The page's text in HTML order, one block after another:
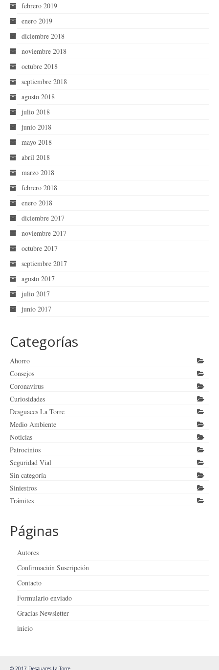
febrero 2019
enero 2019
diciembre 2018
noviembre 2018
octubre 2018
septiembre 2018
agosto 2018
julio 2018
junio 2018
mayo 2018
abril 2018
marzo 2018
febrero 2018
enero 2018
diciembre 2017
noviembre 2017
octubre 2017
septiembre 2017
agosto 2017
julio 2017
junio 2017
Categorías
Ahorro
Consejos
Coronavirus
Curiosidades
Desguaces La Torre
Medio Ambiente
Noticias
Patrocinios
Seguridad Vial
Sin categoría
Siniestros
Trámites
Páginas
Autores
Confirmación Suscripción
Contacto
Formulario enviado
Gracias Newsletter
inicio
© 2017 Desguaces La Torre